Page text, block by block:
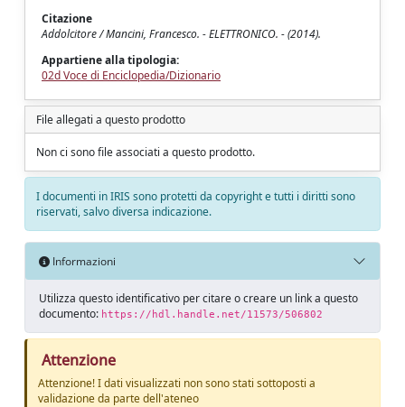
Citazione
Addolcitore / Mancini, Francesco. - ELETTRONICO. - (2014).
Appartiene alla tipologia:
02d Voce di Enciclopedia/Dizionario
File allegati a questo prodotto
Non ci sono file associati a questo prodotto.
I documenti in IRIS sono protetti da copyright e tutti i diritti sono
riservati, salvo diversa indicazione.
Informazioni
Utilizza questo identificativo per citare o creare un link a questo
documento: https://hdl.handle.net/11573/506802
Attenzione
Attenzione! I dati visualizzati non sono stati sottoposti a
validazione da parte dell'ateneo